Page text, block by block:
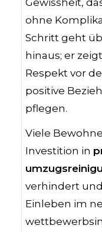
ohne
Schritt geht
hinaus; er
Respekt vor
positive
pflegen.
Viele
Investition in
verhindert
Einleben im